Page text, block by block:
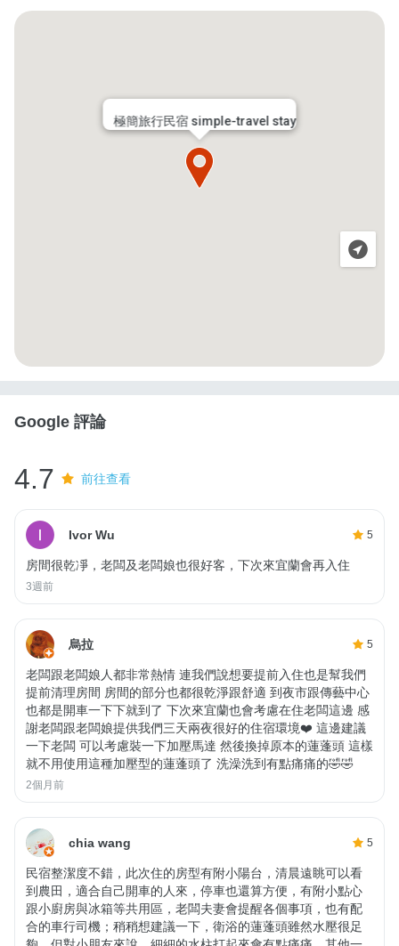
極簡旅行民宿 simple-travel stay
Google 評論
4.7 前往查看
Ivor Wu 5
房間很乾凈，老闆及老闆娘也很好客，下次來宜蘭會再入住
3週前
烏拉 5
老闆跟老闆娘人都非常熱情 連我們說想要提前入住也是幫我們
提前清理房間 房間的部分也都很乾淨跟舒適 到夜市跟傳藝中心
也都是開車一下下就到了 下次來宜蘭也會考慮在住老闆這邊 感
謝老闆跟老闆娘提供我們三天兩夜很好的住宿環境❤️ 這邊建議
一下老闆 可以考慮裝一下加壓馬達 然後換掉原本的蓮蓬頭 這樣
就不用使用這種加壓型的蓮蓬頭了 洗澡洗到有點痛痛的🤣🤣
2個月前
chia wang 5
民宿整潔度不錯，此次住的房型有附小陽台，清晨遠眺可以看
到農田，適合自己開車的人來，停車也還算方便，有附小點心
跟小廚房與冰箱等共用區，老闆夫妻會提醒各個事項，也有配
合的車行司機；稍稍想建議一下，衛浴的蓮蓬頭雖然水壓很足